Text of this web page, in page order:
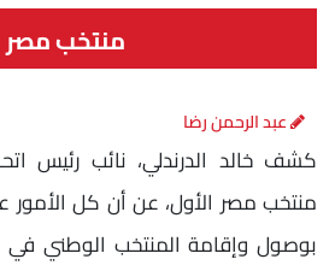
منتخب مصر
عبد الرحمن رضا
كشف خالد الدرندلي، نائب رئيس
منتخب مصر الأول، عن أن كل الأمور
بوصول وإقامة المنتخب الوطني في